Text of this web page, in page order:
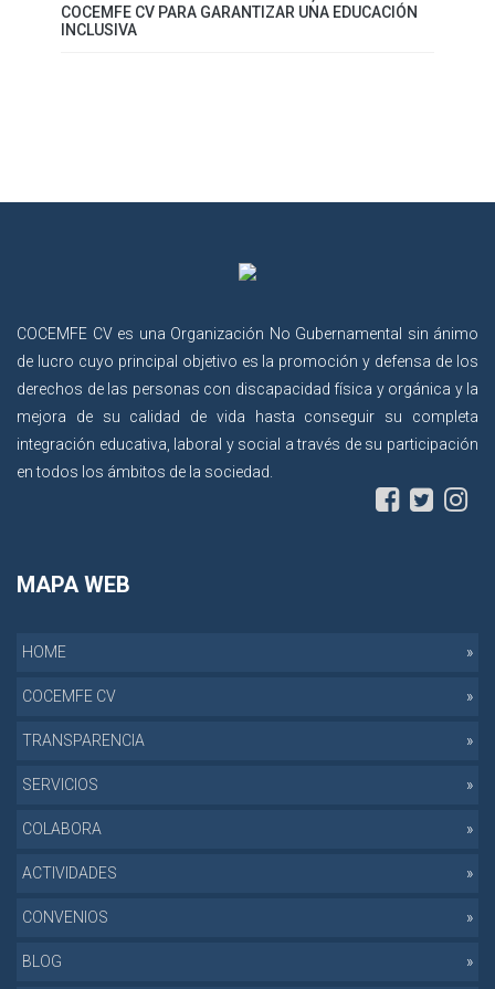
COCEMFE CV PARA GARANTIZAR UNA EDUCACIÓN
INCLUSIVA
COCEMFE CV es una Organización No Gubernamental sin ánimo
de lucro cuyo principal objetivo es la promoción y defensa de los
derechos de las personas con discapacidad física y orgánica y la
mejora de su calidad de vida hasta conseguir su completa
integración educativa, laboral y social a través de su participación
en todos los ámbitos de la sociedad.
MAPA WEB
HOME
COCEMFE CV
TRANSPARENCIA
SERVICIOS
COLABORA
ACTIVIDADES
CONVENIOS
BLOG